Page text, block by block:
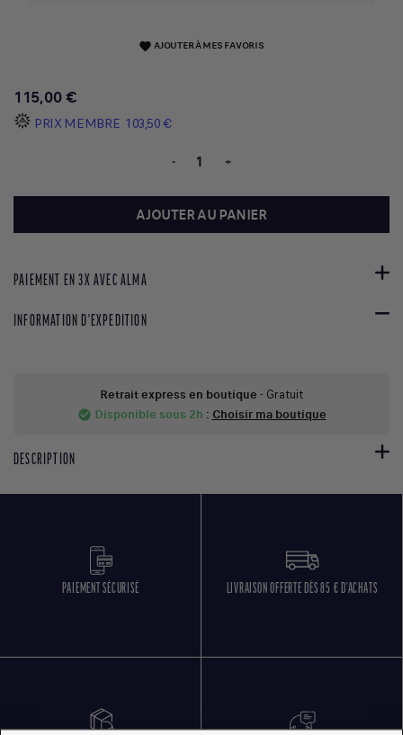
favorite AJOUTER À MES FAVORIS
115,00 €
PRIX MEMBRE 103,50 €
- +
AJOUTER AU PANIER
PAIEMENT EN 3X AVEC ALMA
INFORMATION D'EXPEDITION
Retrait express en boutique - Gratuit
check_circle Disponible sous 2h : Choisir ma boutique
DESCRIPTION
PAIEMENT SÉCURISÉ LIVRAISON OFFERTE DÈS 85 € D'ACHATS